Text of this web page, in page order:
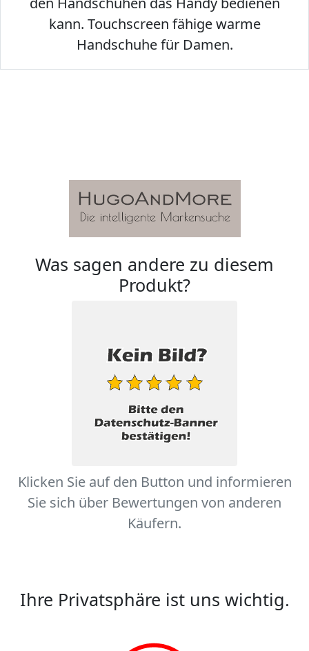
kann. Touchscreen fähige warme
Handschuhe für Damen.
Was sagen andere zu diesem
Produkt?
Klicken Sie auf den Button und informieren
Sie sich über Bewertungen von anderen
Käufern.
Ihre Privatsphäre ist uns wichtig.